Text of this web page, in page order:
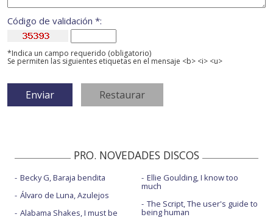
Código de validación *:
*Indica un campo requerido (obligatorio)
Se permiten las siguientes etiquetas en el mensaje <b> <i> <u>
PRO. NOVEDADES DISCOS
Becky G, Baraja bendita
Álvaro de Luna, Azulejos
Alabama Shakes, I must be
Ellie Goulding, I know too
much
The Script, The user's guide to
being human